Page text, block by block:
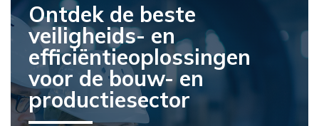
Ontdek de beste
veiligheids- en
efficiëntieoplossingen
voor de bouw- en
productiesector